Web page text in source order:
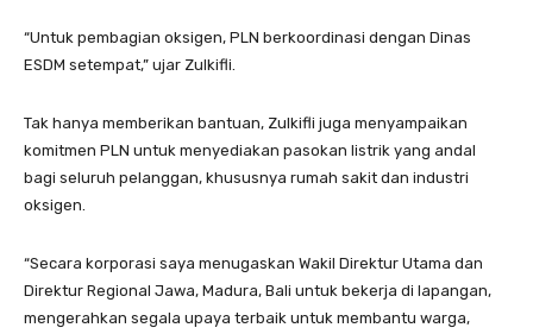
“Untuk pembagian oksigen, PLN berkoordinasi dengan Dinas
ESDM setempat,” ujar Zulkifli.
Tak hanya memberikan bantuan, Zulkifli juga menyampaikan
komitmen PLN untuk menyediakan pasokan listrik yang andal
bagi seluruh pelanggan, khususnya rumah sakit dan industri
oksigen.
“Secara korporasi saya menugaskan Wakil Direktur Utama dan
Direktur Regional Jawa, Madura, Bali untuk bekerja di lapangan,
mengerahkan segala upaya terbaik untuk membantu warga,